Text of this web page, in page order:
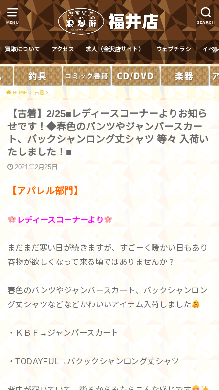
MENU SEARCH
買取について アクセス 求人（金沢店サイト） ウェブチラシ イベ
HOME 古着
【古着】2/25■レディースコーナーよりお知ら
せです！◆春色のパンツやジャンパースカー
ト、バックシャンロング丈シャツ 等々 入荷い
たしました！■
2021年2月25日
【アパレル部門】
レディースコーナーより
まだまだ寒い日が続きますが、すごーく暖かい日もあり
春物が欲しくなって来る頃ではありませんか？
春色のパンツやジャンパースカート、バックシャンロン
グ丈シャツなどなどかわいいアイテム入荷しました
・ＫＢＦ→ジャンパースカート
・TODAYFUL→バクックシャンロング丈シャツ